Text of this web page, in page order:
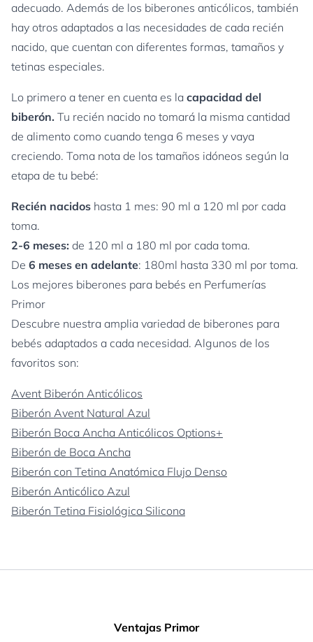
adecuado. Además de los biberones anticólicos, también
hay otros adaptados a las necesidades de cada recién
nacido, que cuentan con diferentes formas, tamaños y
tetinas especiales.
Lo primero a tener en cuenta es la capacidad del
biberón. Tu recién nacido no tomará la misma cantidad
de alimento como cuando tenga 6 meses y vaya
creciendo. Toma nota de los tamaños idóneos según la
etapa de tu bebé:
Recién nacidos hasta 1 mes: 90 ml a 120 ml por cada
toma.
2-6 meses: de 120 ml a 180 ml por cada toma.
De 6 meses en adelante: 180ml hasta 330 ml por toma.
Los mejores biberones para bebés en Perfumerías
Primor
Descubre nuestra amplia variedad de biberones para
bebés adaptados a cada necesidad. Algunos de los
favoritos son:
Avent Biberón Anticólicos
Biberón Avent Natural Azul
Biberón Boca Ancha Anticólicos Options+
Biberón de Boca Ancha
Biberón con Tetina Anatómica Flujo Denso
Biberón Anticólico Azul
Biberón Tetina Fisiológica Silicona
Ventajas Primor